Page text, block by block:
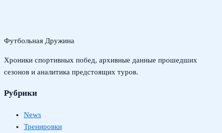
Футбольная Дружина
Хроники спортивных побед, архивные данные прошедших
сезонов и аналитика предстоящих туров.
Рубрики
News
Тренировки